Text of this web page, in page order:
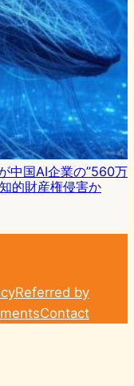
中国AI企業の”560万
的財産権侵害か
Referred by
Contact